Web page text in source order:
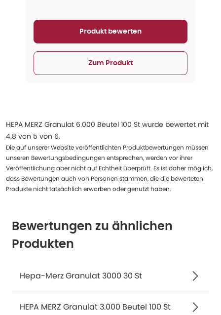
Aktualisieren...
Produkt bewerten
Zum Produkt
HEPA MERZ Granulat 6.000 Beutel 100 St wurde bewertet mit
4.8 von 5 von 6.
Die auf unserer Website veröffentlichten Produktbewertungen müssen
unseren Bewertungsbedingungen entsprechen, werden vor ihrer
Veröffentlichung aber nicht auf Echtheit überprüft. Es ist daher möglich,
dass Bewertungen auch von Personen stammen, die die bewerteten
Produkte nicht tatsächlich erworben oder genutzt haben.
Bewertungen zu ähnlichen
Produkten
Hepa-Merz Granulat 3000 30 St
HEPA MERZ Granulat 3.000 Beutel 100 St